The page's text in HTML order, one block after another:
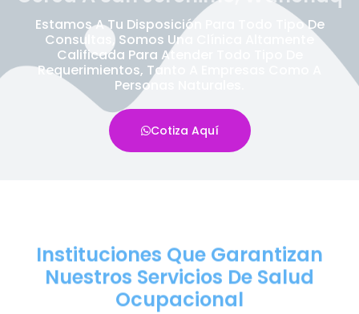
Estamos A Tu Disposición Para Todo Tipo De
Consultas, Somos Una Clínica Altamente
Calificada Para Atender Todo Tipo De
Requerimientos, Tanto A Empresas Como A
Personas Naturales.
Cotiza Aquí
Instituciones Que Garantizan
Nuestros Servicios De Salud
Ocupacional